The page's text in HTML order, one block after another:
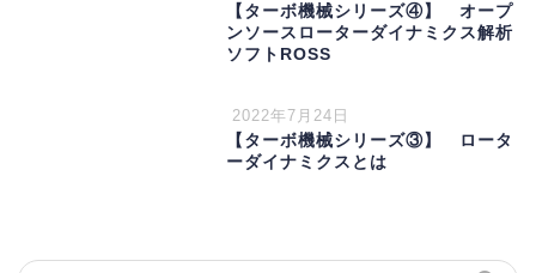
【ターボ機械シリーズ④】 オープ
ンソースローターダイナミクス解析
ソフトROSS
2022年7月24日
【ターボ機械シリーズ③】 ロータ
ーダイナミクスとは